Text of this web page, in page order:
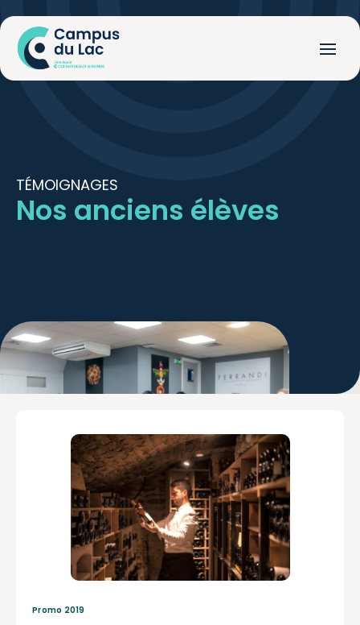
TÉMOIGNAGES
Nos anciens élèves
Promo 2019